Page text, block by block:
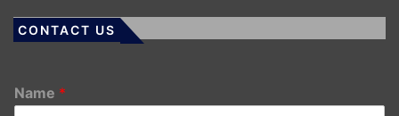
CONTACT US
Name *